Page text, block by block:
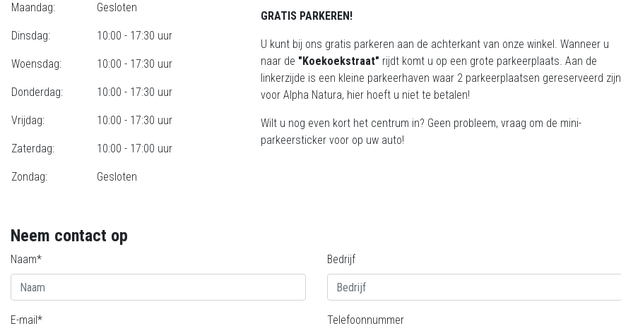
Maandag:
Dinsdag:
Woensdag:
Donderdag:
Vrijdag:
Zaterdag:
Zondag:
Gesloten
10:00 - 17:30 uur
10:00 - 17:30 uur
10:00 - 17:30 uur
10:00 - 17:30 uur
10:00 - 17:00 uur
Gesloten
GRATIS PARKEREN!
U kunt bij ons gratis parkeren aan de achterkant van onze winkel. Wanneer u
naar de "Koekoekstraat" rijdt komt u op een grote parkeerplaats. Aan de
linkerzijde is een kleine parkeerhaven waar 2 parkeerplaatsen gereserveerd zijn
voor Alpha Natura, hier hoeft u niet te betalen!
Wilt u nog even kort het centrum in? Geen probleem, vraag om de mini-
parkeersticker voor op uw auto!
Neem contact op
Naam* Bedrijf
E-mail* Telefoonnummer